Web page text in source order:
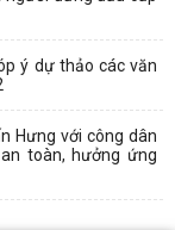
ý dự thảo các văn
Hưng với công dân
toàn, hưởng ứng